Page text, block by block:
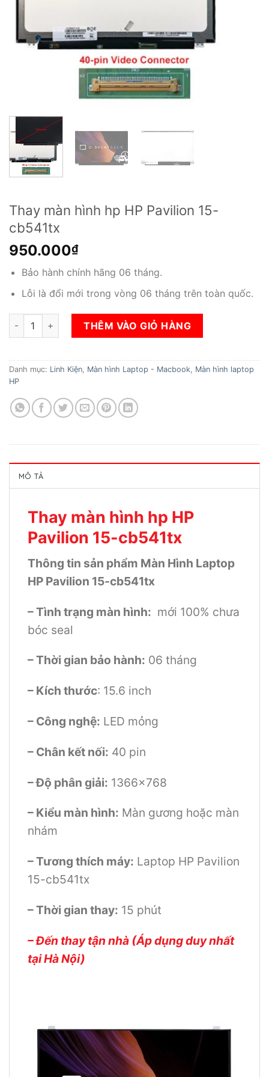
Thay màn hình hp HP Pavilion 15-
cb541tx
950.000₫
Bảo hành chính hãng 06 tháng.
Lỗi là đổi mới trong vòng 06 tháng trên toàn quốc.
Thay màn hình hp HP Pavilion 15-cb541tx số lượng
THÊM VÀO GIỎ HÀNG
Danh mục: Linh Kiện Màn hình Laptop - Macbook Màn hình laptop
HP
MÔ TẢ
Thay màn hình hp HP
Pavilion 15-cb541tx
Thông tin sản phẩm Màn Hình Laptop
HP Pavilion 15-cb541tx
– Tình trạng màn hình: mới 100% chưa
bóc seal
– Thời gian bảo hành: 06 tháng
– Kích thước: 15.6 inch
– Công nghệ: LED mỏng
– Chân kết nối: 40 pin
– Độ phân giải: 1366×768
– Kiểu màn hình: Màn gương hoặc màn
nhám
– Tương thích máy: Laptop HP Pavilion
15-cb541tx
– Thời gian thay: 15 phút
– Đến thay tận nhà (Áp dụng duy nhất
tại Hà Nội)